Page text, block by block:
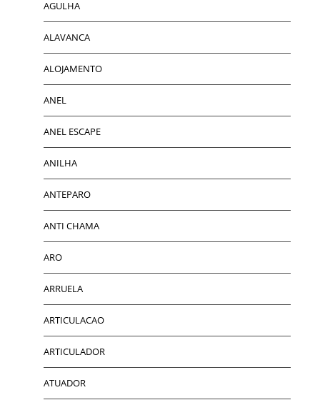
AGULHA
ALAVANCA
ALOJAMENTO
ANEL
ANEL ESCAPE
ANILHA
ANTEPARO
ANTI CHAMA
ARO
ARRUELA
ARTICULACAO
ARTICULADOR
ATUADOR